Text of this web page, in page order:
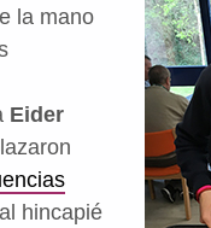
la mano
Eider
hincapié